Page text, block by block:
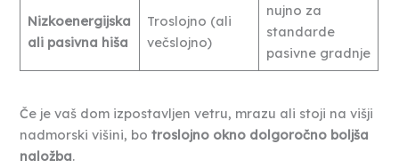
Nizkoenergijska
ali pasivna hiša
Troslojno (ali
večslojno)
nujno za
standarde
pasivne gradnje
Če je vaš dom izpostavljen vetru, mrazu ali stoji na višji
nadmorski višini, botroslojno okno dolgoročno boljša
naložba.